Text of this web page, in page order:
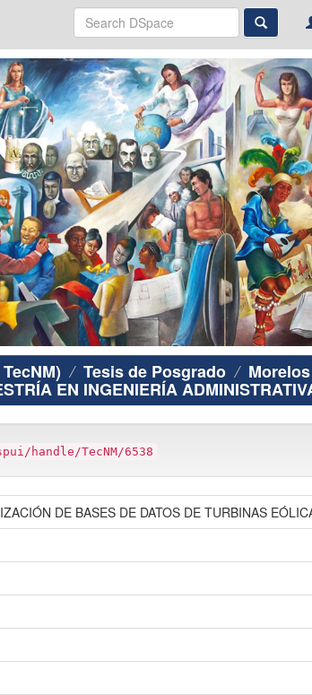
Tesis de Posgrado Morelos
EN INGENIERÍA
handle/TecNM/6538
DE BASES DE DATOS DE TURBINAS